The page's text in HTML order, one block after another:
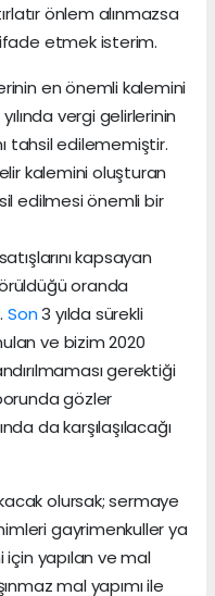
önlem alınmazsa
ifade etmek isterim.
en önemli kalemini
vergi gelirlerinin
tahsil edilememiştir.
kalemini oluşturan
edilmesi önemli bir
kapsayan
oranda
Son3 yılda sürekli
ve bizim 2020
gerektiği
gözler
da karşılaşılacağı
olursak; sermaye
gayrimenkuller ya
yapılan ve mal
mal yapımı ile